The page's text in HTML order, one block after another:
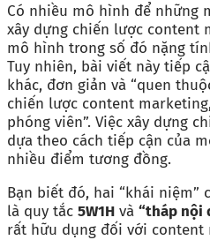
Có nhiều mô hình để những
xây dựng chiến lược content
mô hình trong số đó nặng
Tuy nhiên, bài viết này tiếp
khác, đơn giản và “quen
chiến lược content
phóng viên”. Việc xây dựng
dựa theo cách tiếp cận của
nhiều điểm tương đồng.
Bạn biết đó, hai “khái niệm”
là quy tắc 5W1H và “tháp nội
rất hữu dụng đối với content